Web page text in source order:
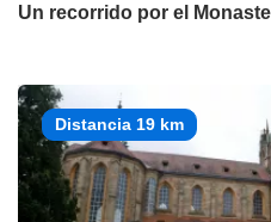
Un recorrido por el
Distancia 19 km